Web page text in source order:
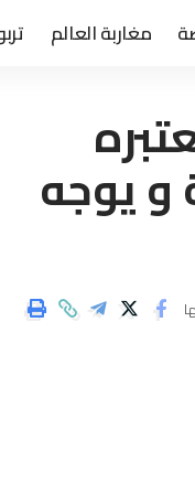
مغاربة العالم
يوجه